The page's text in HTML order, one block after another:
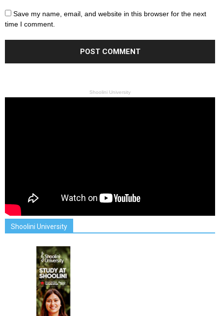
Save my name, email, and website in this browser for the next
time I comment.
Shoolini University
Shoolini University